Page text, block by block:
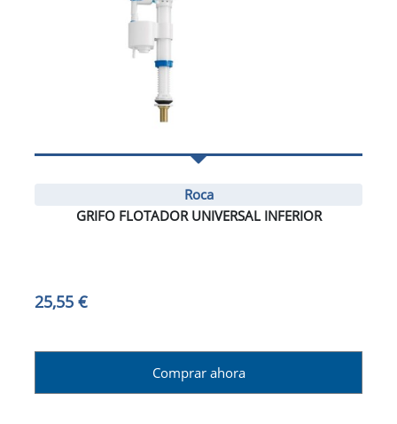
Roca
GRIFO FLOTADOR UNIVERSAL INFERIOR
25,55 €
Comprar ahora